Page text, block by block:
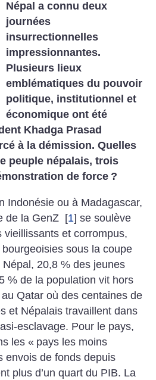
Népal a connu deux
journées
insurrectionnelles
impressionnantes.
Plusieurs lieux
emblématiques du pouvoir
politique, institutionnel et
économique ont été
Khadga Prasad
à la démission. Quelles
peuple népalais, trois
de force ?
Indonésie ou à Madagascar,
de la GenZ [1] se soulève
vieillissants et corrompus,
sous la coupe
Népal, 20,8 % des jeunes
% de la population vit hors
Qatar où des centaines de
et Népalais travaillent dans
esclavage. Pour le pays,
les « pays les moins
envois de fonds depuis
plus d’un quart du PIB. La